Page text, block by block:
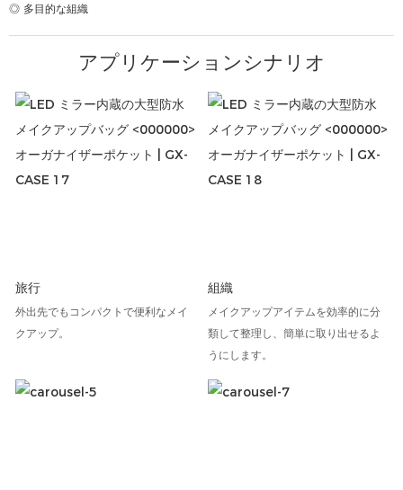
◎ 多目的な組織
アプリケーションシナリオ
旅行
外出先でもコンパクトで便利なメイ
クアップ。
組織
メイクアップアイテムを効率的に分
類して整理し、簡単に取り出せるよ
うにします。